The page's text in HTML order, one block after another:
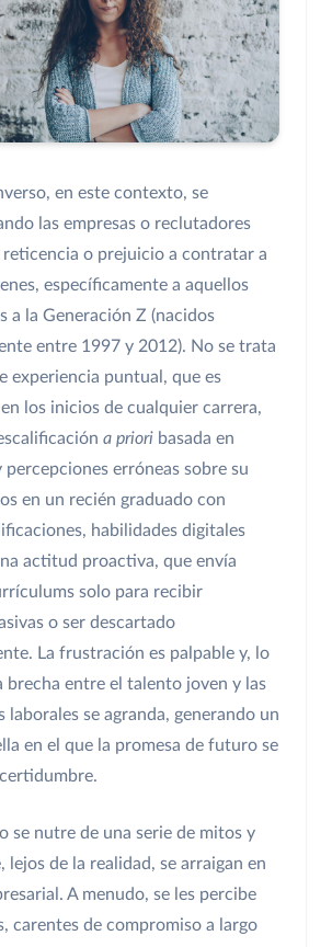
en este contexto, se
las empresas o reclutadores
reticencia o prejuicio a contratar a
específicamente a aquellos
a la Generación Z (nacidos
entre 1997 y 2012). No se trata
experiencia puntual, que es
los inicios de cualquier carrera,
a priori basada en
erróneas sobre su
en un recién graduado con
habilidades digitales
actitud proactiva, que envía
solo para recibir
o ser descartado
La frustración es palpable y, lo
brecha entre el talento joven y las
laborales se agranda, generando un
en el que la promesa de futuro se
se nutre de una serie de mitos y
lejos de la realidad, se arraigan en
A menudo, se les percibe
carentes de compromiso a largo